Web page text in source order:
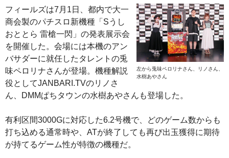
左から兎味ペロリナさん、リノさん、
水樹あやさん
フィールズは7月1日、都内で大一
商会製のパチスロ新機種「Sうし
おととら 雷槍一閃」の発表展示会
を開催した。会場には本機のアン
バサダーに就任したタレントの兎
味ペロリナさんが登場。機種解説
役としてJANBARI.TVのリノさ
ん、DMMぱちタウンの水樹あやさんも登場した。
有利区間3000Gに対応した6.2号機で、どのゲーム数からも
打ち込める通常時や、ATが終了しても再び出玉獲得に期待
が持てるゲーム性が特徴の機種だ。